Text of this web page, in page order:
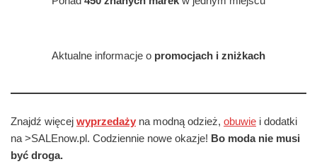
Aktualne informacje o promocjach i zniżkach
Znajdź więcej wyprzedaży na modną odzież, obuwie i dodatki
na >SALEnow.pl. Codziennie nowe okazje! Bo moda nie musi
być droga.